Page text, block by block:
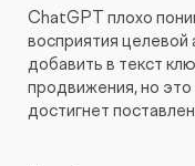
ChatGPT плохо
восприятия
добавить в текст
продвижения, но это
достигнет